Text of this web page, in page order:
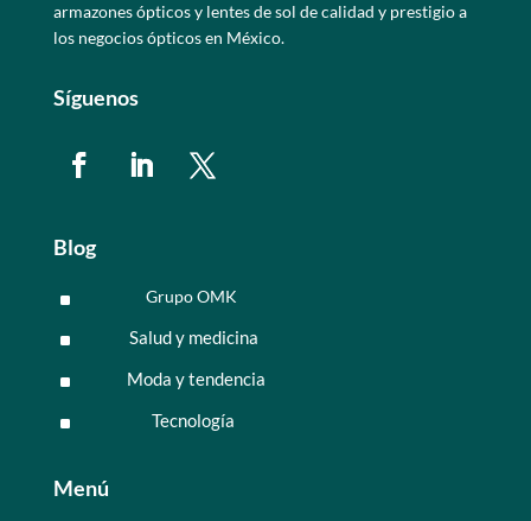
armazones ópticos y lentes de sol de calidad y prestigio a
los negocios ópticos en México.
Síguenos
Blog
^ Grupo OMK
^ Salud y medicina
^ Moda y tendencia
^ Tecnología
Menú